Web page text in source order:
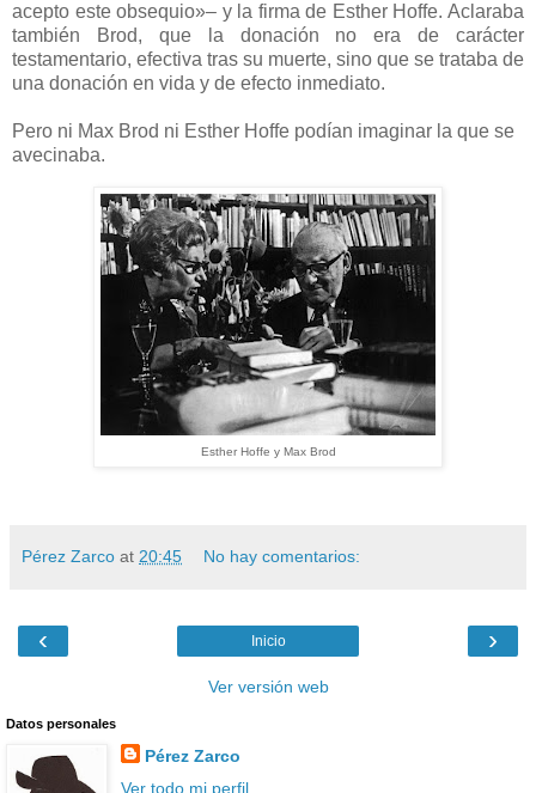
acepto este obsequio»– y la firma de Esther Hoffe. Aclaraba
también Brod, que la donación no era de carácter
testamentario, efectiva tras su muerte, sino que se trataba de
una donación en vida y de efecto inmediato.
Pero ni Max Brod ni Esther Hoffe podían imaginar la que se
avecinaba.
Esther Hoffe y Max Brod
Pérez Zarco at 20:45 No hay comentarios:
‹ ›
Inicio
Ver versión web
Datos personales
Pérez Zarco
Ver todo mi perfil